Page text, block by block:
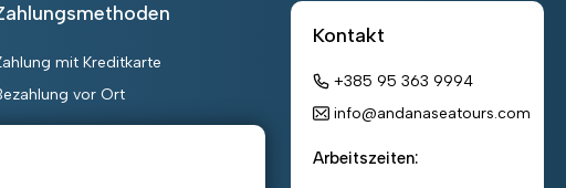
mit Kreditkarte
vor Ort
Kontakt
+385 95 363 9994
info@andanaseatours.com
Arbeitszeiten: